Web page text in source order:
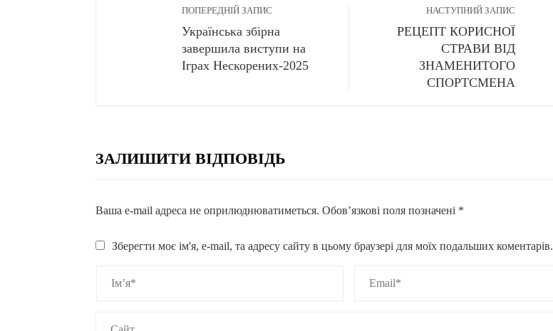
ПОПЕРЕДНІЙ ЗАПИС
Українська збірна
завершила виступи на
Іграх Нескорених-2025
НАСТУПНИЙ ЗАПИС
РЕЦЕПТ КОРИСНОЇ
СТРАВИ ВІД
ЗНАМЕНИТОГО
СПОРТСМЕНА
ЗАЛИШИТИ ВІДПОВІДЬ
Ваша e-mail адреса не оприлюднюватиметься. Обов’язкові поля позначені *
Зберегти моє ім'я, e-mail, та адресу сайту в цьому браузері для моїх подальших коментарів.